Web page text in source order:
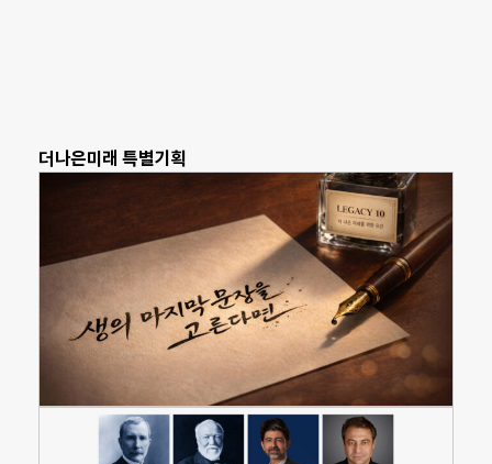
더나은미래 특별기획